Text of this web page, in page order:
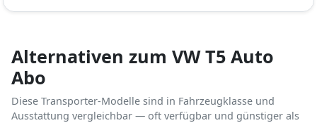
Alternativen zum VW T5 Auto
Abo
Diese Transporter-Modelle sind in Fahrzeugklasse und
Ausstattung vergleichbar — oft verfügbar und günstiger als